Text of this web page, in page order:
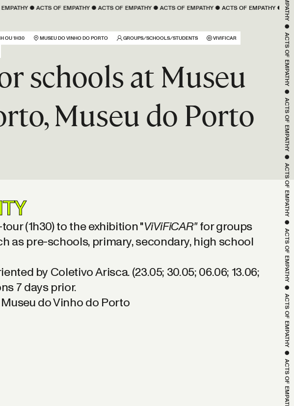
OU 1H30 MUSEU DO VINHO DO PORTO GROUPS ⁄ SCHOOLS ⁄ STUDENTS
VIVIFICAR
schools at Museu
Museu do Porto
(1h30) to the exhibition "ViViFiCAR"for groups
as pre-schools, primary, secondary, high school
by Coletivo Arisca. (23.05; 30.05; 06.06; 13.06;
7 days prior.
do Vinho do Porto
OF EMPATHY ● ACTS OF EMPATHY ● ACTS OF EMPATHY ● ACTS OF EMPATHY ● ACTS OF EMPATHYEMPATHY
●
ACTS OF
EMPATHY
●
ACTS OF
EMPATHY
●
ACTS OF
EMPATHY
●
ACTS OF
EMPATHY
●
ACTS OF
EMPATHY
●
ACTS OF